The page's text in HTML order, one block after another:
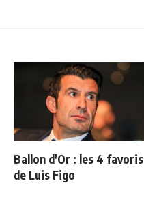
Ballon d'Or : les 4 favoris
de Luis Figo